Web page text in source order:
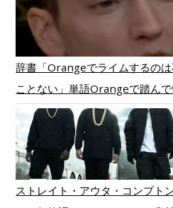
辞書「Orangeでライムするの
ことない」単語Orangeで踏ん
ストレイト・アウタ・コンプト